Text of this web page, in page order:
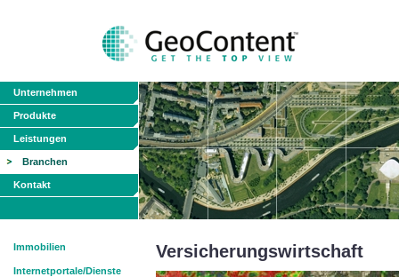
Unternehmen
Produkte
Leistungen
Branchen
Kontakt
Immobilien
Internetportale/Dienste
Versicherungswirtschaft